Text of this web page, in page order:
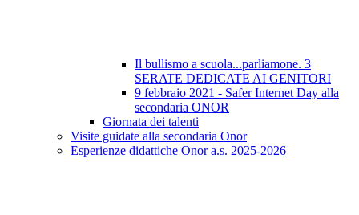
Il bullismo a scuola...parliamone. 3
SERATE DEDICATE AI GENITORI
9 febbraio 2021 - Safer Internet Day alla
secondaria ONOR
Giornata dei talenti
Visite guidate alla secondaria Onor
Esperienze didattiche Onor a.s. 2025-2026